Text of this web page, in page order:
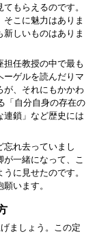
もらえるのです。
こに魅力はありま
しいものはありま
任教授の中で最も
ーゲルを読んだりマ
が、それにもかかわ
「自分自身の存在の
連鎖」など歴史には
れ去っていまし
が一緒になって、こ
に見せたのです。
います。
ましょう。この定